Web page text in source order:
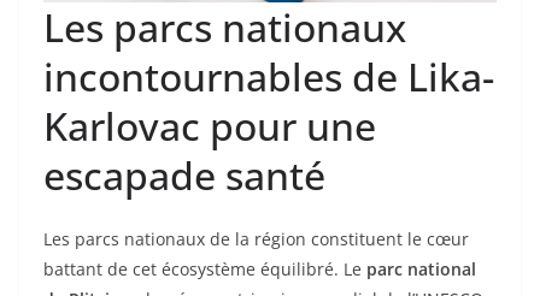
Les parcs nationaux
incontournables de Lika-
Karlovac pour une
escapade santé
Les parcs nationaux de la région constituent le cœur
battant de cet écosystème équilibré. Le parc national